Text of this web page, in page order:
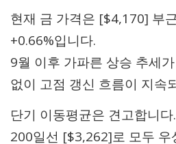
현재 금 가격은 [$4,170] 부
+0.66%입니다.
9월 이후 가파른 상승 추세
없이 고점 갱신 흐름이 지속
단기 이동평균은 견고합니
200일선 [$3,262]로 모두 우